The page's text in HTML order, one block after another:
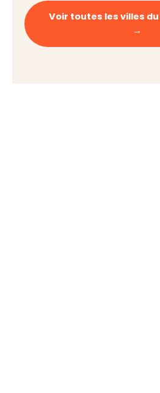
Voir toutes les villes
→